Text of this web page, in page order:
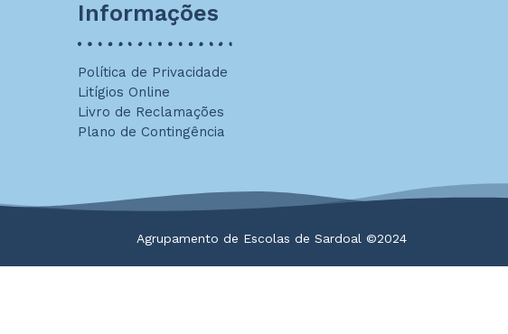
Informações
Política de Privacidade
Litígios Online
Livro de Reclamações
Plano de Contingência
Agrupamento de Escolas de Sardoal ©2024